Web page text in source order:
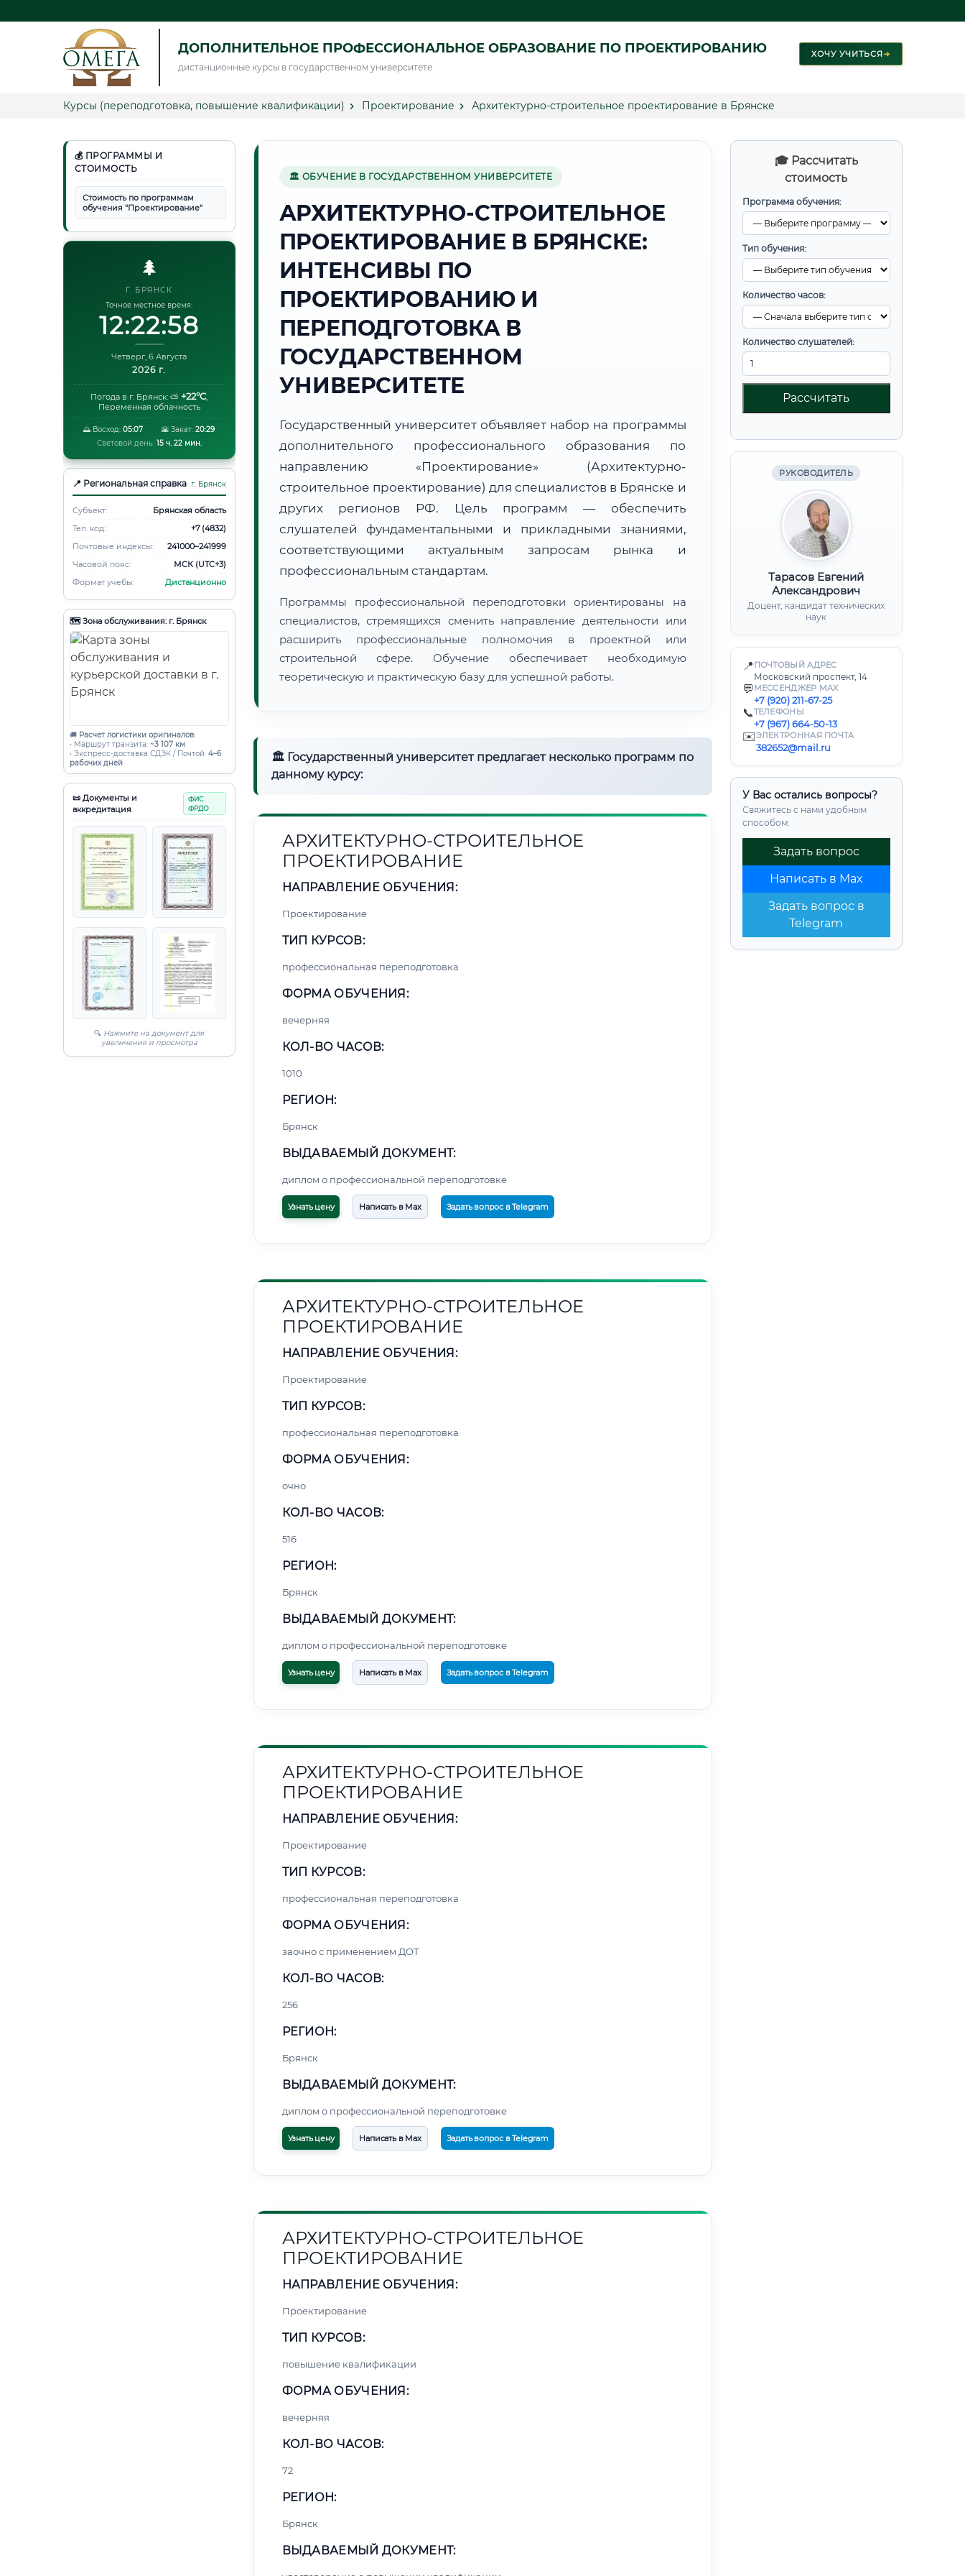
ДОПОЛНИТЕЛЬНОЕ ПРОФЕССИОНАЛЬНОЕ ОБРАЗОВАНИЕ ПО ПРОЕКТИРОВАНИЮ
дистанционные курсы в государственном университете
ХОЧУ УЧИТЬСЯ➜
Курсы (переподготовка, повышение квалификации) Проектирование Архитектурно-строительное проектирование в Брянске
💰 ПРОГРАММЫ И
СТОИМОСТЬ
Стоимость по программам
обучения "Проектирование"
🌲
Г. БРЯНСК
Точное местное время:
12:22:59
Четверг, 6 Августа
2026 г.
Погода в г. Брянск: ⛅ +22°C,
Переменная облачность
🌅 Восход: 05:07 🌇 Закат:20:29
Световой день: 15 ч. 22 мин.
📍 Региональная справка г. Брянск
Субъект:
Брянская область
Тел. код:
+7 (4832)
Почтовые индексы:
241000–241999
Часовой пояс:
МСК (UTC+3)
Формат учебы:
Дистанционно
🗺️ Зона обслуживания: г. Брянск
🚚 Расчет логистики оригиналов:
• Маршрут транзита: ~3 107 км
• Экспресс-доставка СДЭК / Почтой: 4–6
рабочих дней
📜 Документы и
аккредитация
ФИС
ФРДО
🔍 Нажмите на документ для
увеличения и просмотра
🎓 Рассчитать
стоимость
Программа обучения:
Тип обучения:
Количество часов:
Количество слушателей:
Рассчитать
РУКОВОДИТЕЛЬ
Тарасов Евгений
Александрович
Доцент, кандидат технических
наук
📍 ПОЧТОВЫЙ АДРЕС
Московский проспект, 14
💬 МЕССЕНДЖЕР MAX
+7 (920) 211-67-25
📞ТЕЛЕФОНЫ
+7 (967) 664-50-13
✉️ЭЛЕКТРОННАЯ ПОЧТА
382652@mail.ru
У Вас остались вопросы?
Свяжитесь с нами удобным
способом:
Задать вопрос
Написать в Max
Задать вопрос в
Telegram
🏛 ОБУЧЕНИЕ В ГОСУДАРСТВЕННОМ УНИВЕРСИТЕТЕ
АРХИТЕКТУРНО-СТРОИТЕЛЬНОЕ
ПРОЕКТИРОВАНИЕ В БРЯНСКЕ:
ИНТЕНСИВЫ ПО
ПРОЕКТИРОВАНИЮ И
ПЕРЕПОДГОТОВКА В
ГОСУДАРСТВЕННОМ
УНИВЕРСИТЕТЕ
Государственный университет объявляет набор на программы
дополнительного профессионального образования по
направлению «Проектирование» (Архитектурно-
строительное проектирование) для специалистов в Брянске и
других регионов РФ. Цель программ — обеспечить
слушателей фундаментальными и прикладными знаниями,
соответствующими актуальным запросам рынка и
профессиональным стандартам.
Программы профессиональной переподготовки ориентированы на
специалистов, стремящихся сменить направление деятельности или
расширить профессиональные полномочия в проектной или
строительной сфере. Обучение обеспечивает необходимую
теоретическую и практическую базу для успешной работы.
🏛 Государственный университет предлагает несколько программ по
данному курсу:
АРХИТЕКТУРНО-СТРОИТЕЛЬНОЕ
ПРОЕКТИРОВАНИЕ
НАПРАВЛЕНИЕ ОБУЧЕНИЯ:
Проектирование
ТИП КУРСОВ:
профессиональная переподготовка
ФОРМА ОБУЧЕНИЯ:
вечерняя
КОЛ-ВО ЧАСОВ:
1010
РЕГИОН:
Брянск
ВЫДАВАЕМЫЙ ДОКУМЕНТ:
диплом о профессиональной переподготовке
Узнать цену Написать в Max Задать вопрос в Telegram
АРХИТЕКТУРНО-СТРОИТЕЛЬНОЕ
ПРОЕКТИРОВАНИЕ
НАПРАВЛЕНИЕ ОБУЧЕНИЯ:
Проектирование
ТИП КУРСОВ:
профессиональная переподготовка
ФОРМА ОБУЧЕНИЯ:
очно
КОЛ-ВО ЧАСОВ:
516
РЕГИОН:
Брянск
ВЫДАВАЕМЫЙ ДОКУМЕНТ:
диплом о профессиональной переподготовке
Узнать цену Написать в Max Задать вопрос в Telegram
АРХИТЕКТУРНО-СТРОИТЕЛЬНОЕ
ПРОЕКТИРОВАНИЕ
НАПРАВЛЕНИЕ ОБУЧЕНИЯ:
Проектирование
ТИП КУРСОВ:
профессиональная переподготовка
ФОРМА ОБУЧЕНИЯ:
заочно с применением ДОТ
КОЛ-ВО ЧАСОВ:
256
РЕГИОН:
Брянск
ВЫДАВАЕМЫЙ ДОКУМЕНТ:
диплом о профессиональной переподготовке
Узнать цену Написать в Max Задать вопрос в Telegram
АРХИТЕКТУРНО-СТРОИТЕЛЬНОЕ
ПРОЕКТИРОВАНИЕ
НАПРАВЛЕНИЕ ОБУЧЕНИЯ:
Проектирование
ТИП КУРСОВ:
повышение квалификации
ФОРМА ОБУЧЕНИЯ:
вечерняя
КОЛ-ВО ЧАСОВ:
72
РЕГИОН:
Брянск
ВЫДАВАЕМЫЙ ДОКУМЕНТ: